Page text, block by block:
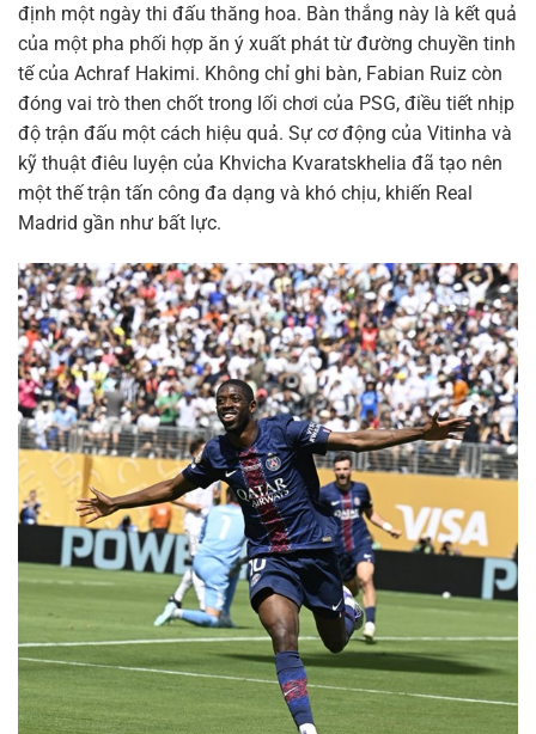
định một ngày thi đấu thăng hoa. Bàn thắng này là kết quả
của một pha phối hợp ăn ý xuất phát từ đường chuyền tinh
tế của Achraf Hakimi. Không chỉ ghi bàn, Fabian Ruiz còn
đóng vai trò then chốt trong lối chơi của PSG, điều tiết nhịp
độ trận đấu một cách hiệu quả. Sự cơ động của Vitinha và
kỹ thuật điêu luyện của Khvicha Kvaratskhelia đã tạo nên
một thế trận tấn công đa dạng và khó chịu, khiến Real
Madrid gần như bất lực.